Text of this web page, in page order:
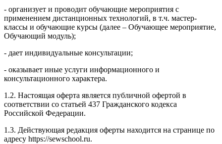
- организует и проводит обучающие мероприятия с
применением дистанционных технологий, в т.ч. мастер-
классы и обучающие курсы (далее – Обучающее мероприятие,
Обучающий модуль);
- дает индивидуальные консультации;
- оказывает иные услуги информационного и
консультационного характера.
1.2. Настоящая оферта является публичной офертой в
соответствии со статьей 437 Гражданского кодекса
Российской Федерации.
1.3. Действующая редакция оферты находится на странице по
адресу https://sewschool.ru.